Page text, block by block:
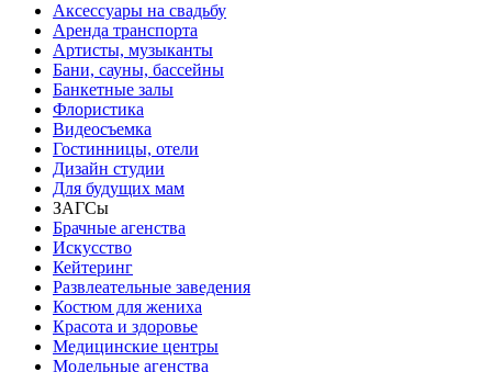
Аксессуары на свадьбу
Аренда транспорта
Артисты, музыканты
Бани, сауны, бассейны
Банкетные залы
Флористика
Видеосъемка
Гостинницы, отели
Дизайн студии
Для будущих мам
ЗАГСы
Брачные агенства
Искусство
Кейтеринг
Развлеательные заведения
Костюм для жениха
Красота и здоровье
Медицинские центры
Модельные агенства